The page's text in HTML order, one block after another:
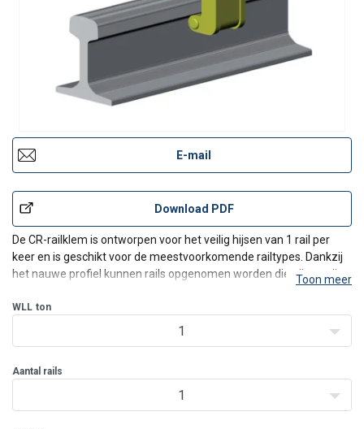
E-mail
Download PDF
De CR-railklem is ontworpen voor het veilig hijsen van 1 rail per
keer en is geschikt voor de meestvoorkomende railtypes. Dankzij
het nauwe profiel kunnen rails opgenomen worden die zij per zij
veermechanisme dat bediend wordt door ee
Toon meer
WLL ton
1
Aantal rails
1